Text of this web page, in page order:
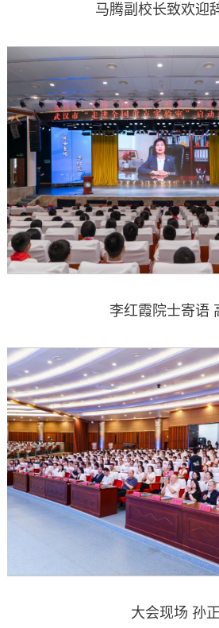
马腾副校长致欢迎
李红霞院士寄语
大会现场 孙